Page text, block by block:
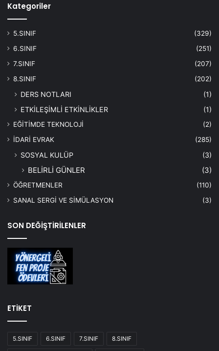
Kategoriler
5.SINIF
(329)
6.SINIF
(251)
7.SINIF
(207)
8.SINIF
(202)
DERS NOTLARI
(1)
ETKİLEŞİMLİ ETKİNLİKLER
(1)
EĞİTİMDE TEKNOLOJİ
(2)
İDARİ EVRAK
(285)
SOSYAL KULÜP (3)
BELİRLİ GÜNLER (3)
ÖĞRETMENLER
(110)
SANAL SERGİ VE SİMÜLASYON
(3)
SON DEĞİŞTİRİLENLER
ETİKET
5.SINIF 6.SINIF 7.SINIF 8.SINIF